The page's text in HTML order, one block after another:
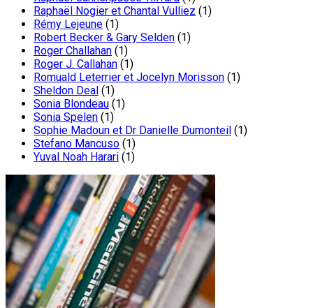
Raphaël Nogier et Chantal Vulliez (1)
Rémy Lejeune (1)
Robert Becker & Gary Selden (1)
Roger Challahan (1)
Roger J. Callahan (1)
Romuald Leterrier et Jocelyn Morisson (1)
Sheldon Deal (1)
Sonia Blondeau (1)
Sonia Spelen (1)
Sophie Madoun et Dr Danielle Dumonteil (1)
Stefano Mancuso (1)
Yuval Noah Harari (1)